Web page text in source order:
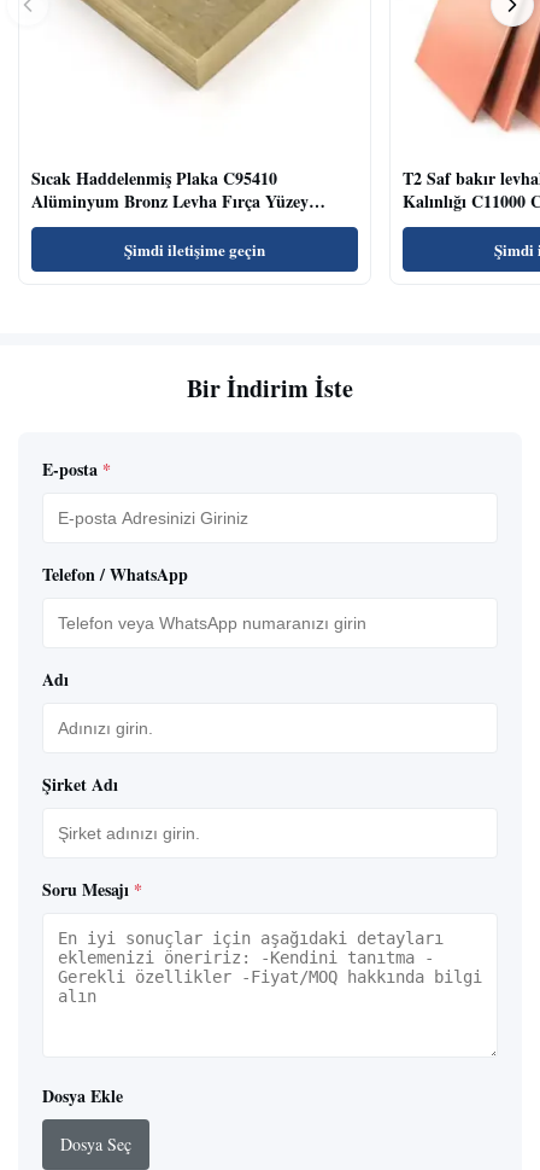
Sıcak Haddelenmiş Plaka C95410
Alüminyum Bronz Levha Fırça Yüzey
Dekorasyon Sanayi
Şimdi iletişime geçin
T2 Saf bakır
Kalınlığı C11000
Şimdi
Bir İndirim İste
E-posta *
Telefon / WhatsApp
Adı
Şirket Adı
Soru Mesajı *
Dosya Ekle
Dosya Seç